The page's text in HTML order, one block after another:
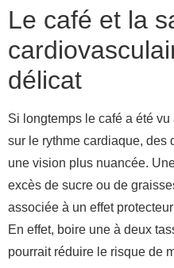
Le café et la
délicat
Si longtemps le café a été
sur le rythme cardiaque, des
une vision plus nuancée.
excès de sucre ou de
associée à un effet
En effet, boire une à deux
pourrait réduire le risque de